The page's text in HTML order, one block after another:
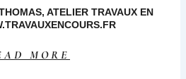
ATELIER TRAVAUX EN
MORE